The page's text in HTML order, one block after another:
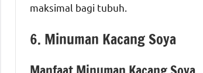
maksimal bagi tubuh.
6. Minuman Kacang Soya